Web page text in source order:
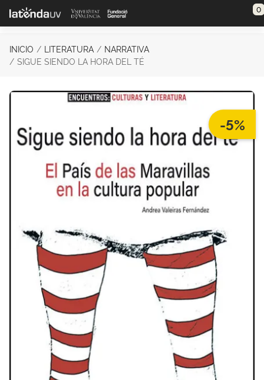
Saltar al contenido principal 0
INICIO LITERATURA
NARRATIVA
SIGUE SIENDO LA HORA DEL TÉ
-5%